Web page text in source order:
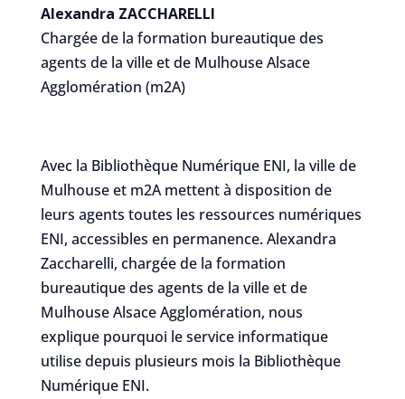
Alexandra ZACCHARELLI
Chargée de la formation bureautique des
agents de la ville et de Mulhouse Alsace
Agglomération (m2A)
Avec la Bibliothèque Numérique ENI, la ville de
Mulhouse et m2A mettent à disposition de
leurs agents toutes les ressources numériques
ENI, accessibles en permanence. Alexandra
Zaccharelli, chargée de la formation
bureautique des agents de la ville et de
Mulhouse Alsace Agglomération, nous
explique pourquoi le service informatique
utilise depuis plusieurs mois la Bibliothèque
Numérique ENI.